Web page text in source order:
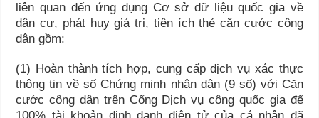
liên quan đến ứng dụng Cơ sở dữ liệu quốc gia về
dân cư, phát huy giá trị, tiện ích thẻ căn cước công
dân gồm:
(1) Hoàn thành tích hợp, cung cấp dịch vụ xác thực
thông tin về số Chứng minh nhân dân (9 số) với Căn
cước công dân trên Cổng Dịch vụ công quốc gia để